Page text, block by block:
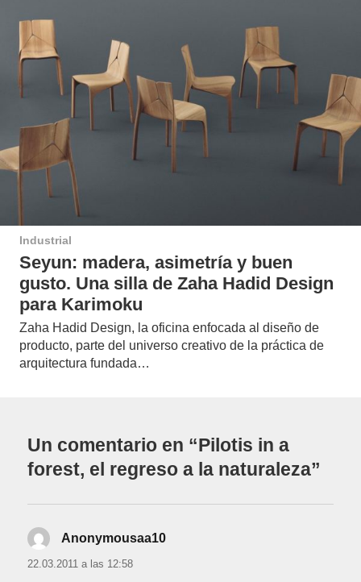
Industrial
Seyun: madera, asimetría y buen
gusto. Una silla de Zaha Hadid Design
para Karimoku
Zaha Hadid Design, la oficina enfocada al diseño de
producto, parte del universo creativo de la práctica de
arquitectura fundada…
Un comentario en “Pilotis in a
forest, el regreso a la naturaleza”
Anonymousaa10
22.03.2011 a las 12:58